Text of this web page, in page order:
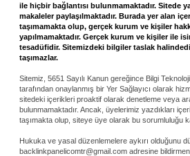
ile hiçbir bağlantısı bulunmamaktadır. Sitede
makaleler paylaşılmaktadır. Burada yer alan
taşımamakta olup, gerçek kurum ve kişiler
yapılmamaktadır. Gerçek kurum ve kişiler ile
tesadüfidir. Sitemizdeki bilgiler taslak
taşımazlar.
Sitemiz, 5651 Sayılı Kanun gereğince Bilgi
tarafından onaylanmış bir Yer Sağlayıcı olarak
sitedeki içerikleri proaktif olarak denetleme veya
bulunmamaktadır. Ancak, üyelerimiz yazdıkları
taşımakta olup, siteye üye olarak bu sorumluluğu
Hukuka ve yasal düzenlemelere aykırı olduğunu
backlinkpanelicomtr@gmail.com adresine